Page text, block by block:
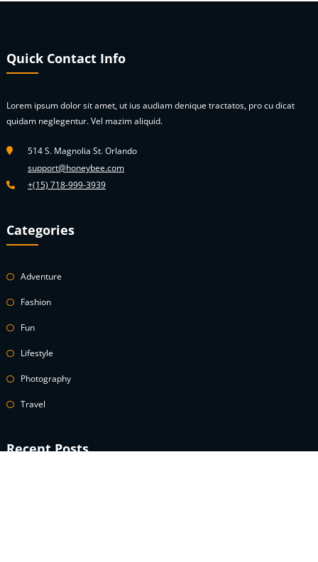
Quick Contact Info
Lorem ipsum dolor sit amet, ut ius audiam denique tractatos, pro cu dicat
quidam neglegentur. Vel mazim aliquid.
514 S. Magnolia St. Orlando
support@honeybee.com
+(15) 718-999-3939
Categories
Adventure
Fashion
Fun
Lifestyle
Photography
Travel
Recent Posts